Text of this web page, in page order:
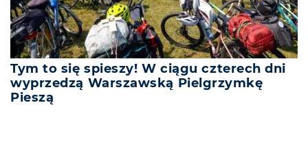
Tym to się spieszy! W ciągu czterech dni
wyprzedzą Warszawską Pielgrzymkę
Pieszą